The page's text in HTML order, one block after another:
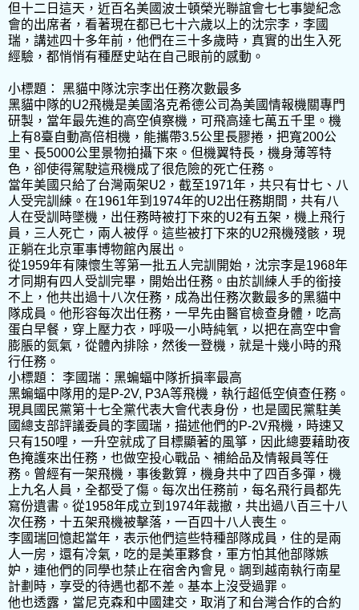
但十二日這天，近百名美國波士頓榮光聯誼會七七事變紀念
會的出席者，看著現在都已七十六歲以上的沈宗李，李國
瑞，講述四十多年前，他們在三十多歲時，真實的出生入死
經驗，都悄悄有種歷史站在自己眼前的感動。
小標題： 黑貓中隊沈宗李出任務次數最多
黑貓中隊的U2飛機是美國洛克希德公司為美國情報機關專門
研製，當年最先進的高空偵察機，可飛高達七萬五千里。機
上有8臺自動高倍相機，能攜帶3.5公里長膠捲，把寬200公
里、長5000公里景物拍攝下來。但機翼特長，機身薄等特
色，卻使得駕駛這飛機成了很危險的死亡任務。
當年美國只給了台灣兩架U2，截至1971年，共只有廿七、八
人受完訓練。在1961年到1974年的U2出任務期間，共有八
人在受訓時墜機，出任務時被打下來的U2有五架，機上飛行
員，三人死亡，兩人被俘。這些被打下來的U2飛機殘骸，現
正躺在北京軍事博物館內展出。
從1959年有陳懷生等第一批五人完訓開始，沈宗李是1968年
才同期有四人受訓完畢，開始出任務。由於訓練人手的銜接
不上，他共出過十八次任務，成為出任務次數最多的黑貓中
隊成員。他形容每次出任務，一早先由醫官檢查身體，吃高
蛋白早餐，穿上壓力衣，呼吸一小時純氧，以把在高空中會
膨脹的氮氣，從體內排除，然後一登機，就是十幾小時的飛
行任務。
小標題： 李國瑞：黑蝙蝠中隊折損率最高
黑蝙蝠中隊用的是P-2V, P3A等飛機，執行超低空偵查任務。
現具國民黨第十七全黨代表大會代表身份，也是國民黨駐美
國總支部評議委員的李國瑞，描述他們的P-2V飛機，時速又
只有150哩，一升空就成了目標顯著的風箏，因此總要藉助夜
色掩護來出任務，也做空投心戰品、補給品及情報員等任
務。曾經有一架飛機，事後數算，機身共中了四百多彈，機
上九名人員，全都受了傷。每次出任務前，每名飛行員都先
寫份遺書。從1958年成立到1974年裁撤，共出過八百三十八
次任務，十五架飛機被擊落，一百四十八人喪生。
李國瑞回憶起當年，表示他們這些特種部隊成員，住的是兩
人一房，還有冷氣，吃的是美軍夥食，軍方怕其他部隊嫉
妒，連他們的同學也禁止在宿舍內會見。調到越南執行南星
計劃時，享受的待遇也都不差。基本上沒受過罪。
他也透露，當尼克森和中國建交，取消了和台灣合作的合約